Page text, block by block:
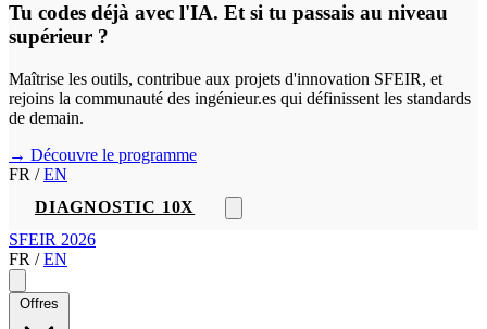
Tu codes déjà avec l'IA. Et si tu passais au niveau
supérieur ?
Maîtrise les outils, contribue aux projets d'innovation SFEIR, et
rejoins la communauté des ingénieur.es qui définissent les standards
de demain.
→ Découvre le programme
FR / EN
DIAGNOSTIC 10X
SFEIR 2026
FR / EN
Offres